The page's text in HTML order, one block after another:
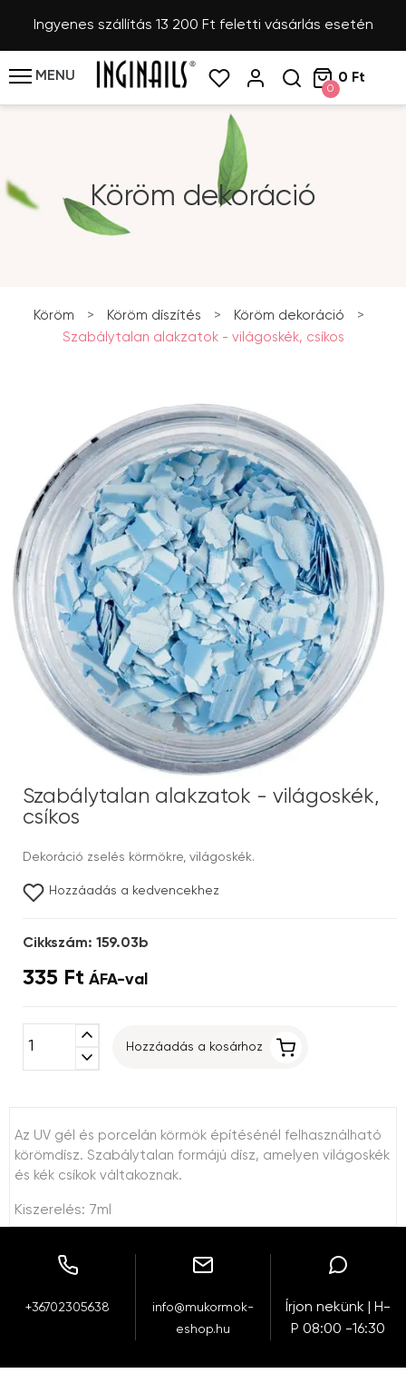
Ingyenes szállítás 13 200 Ft feletti vásárlás esetén
MENU
0
0 Ft
Köröm dekoráció
Köröm > Köröm díszítés > Köröm dekoráció
>
Szabálytalan alakzatok - világoskék, csíkos
Szabálytalan alakzatok - világoskék,
csíkos
Dekoráció zselés körmökre, világoskék.
Hozzáadás a kedvencekhez
Cikkszám: 159.03b
335 Ft ÁFA-val
expand_less
expand_more
Hozzáadás a kosárhoz
Az UV gél és porcelán körmök építésénél felhasználható
körömdísz. Szabálytalan formájú dísz, amelyen világoskék
és kék csíkok váltakoznak.
Kiszerelés: 7ml
+36702305638
info@mukormok-
eshop.hu
Írjon nekünk | H-
P 08:00 -16:30